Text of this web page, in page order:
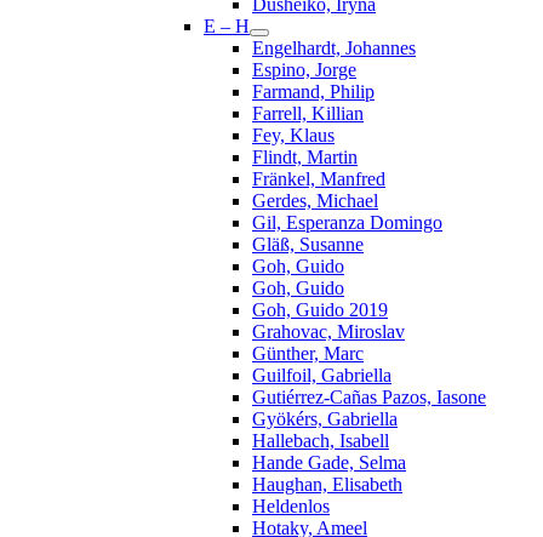
E – H
Engelhardt, Johannes
Espino, Jorge
Farmand, Philip
Farrell, Killian
Fey, Klaus
Flindt, Martin
Fränkel, Manfred
Gerdes, Michael
Gil, Esperanza Domingo
Gläß, Susanne
Goh, Guido
Goh, Guido
Goh, Guido 2019
Grahovac, Miroslav
Günther, Marc
Guilfoil, Gabriella
Gutiérrez-Cañas Pazos, Iasone
Gyökérs, Gabriella
Hallebach, Isabell
Hande Gade, Selma
Haughan, Elisabeth
Heldenlos
Hotaky, Ameel